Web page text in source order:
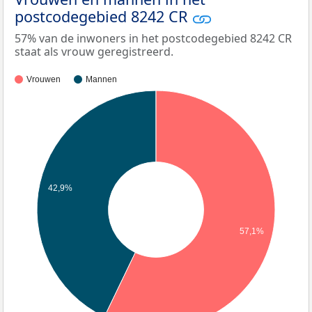
postcodegebied 8242 CR
57% van de inwoners in het postcodegebied 8242 CR
staat als vrouw geregistreerd.
Vrouwen Mannen
42,9%
57,1%